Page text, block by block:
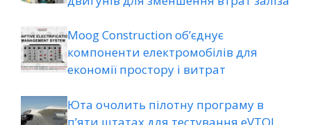
Moog Construction об’єднує
компоненти електромобілів для
економії простору і витрат
Юта очолить пілотну програму в
п’яти штатах для тестування eVTOL